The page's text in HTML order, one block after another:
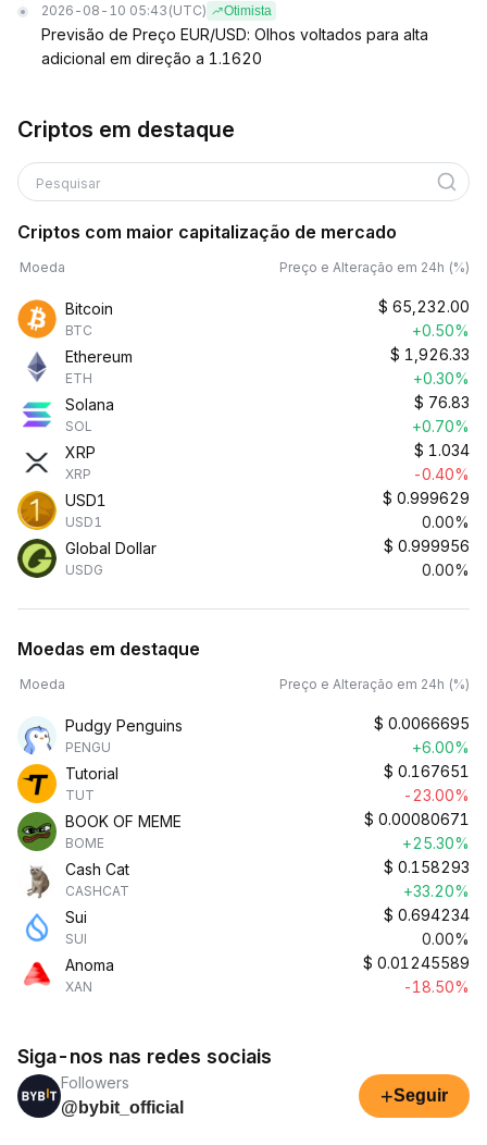
2026-08-10 05:43 (UTC) Otimista
Previsão de Preço EUR/USD: Olhos voltados para alta
adicional em direção a 1.1620
Criptos em destaque
Pesquisar
Criptos com maior capitalização de mercado
Moeda Preço e Alteração em 24h (%)
Bitcoin
BTC
$ 65,232.00
+0.50%
Ethereum
ETH
$ 1,926.33
+0.30%
Solana
SOL
$ 76.83
+0.70%
XRP
XRP
$ 1.034
-0.40%
USD1
USD1
$ 0.999629
0.00%
Global Dollar
USDG
$ 0.999956
0.00%
Moedas em destaque
Moeda Preço e Alteração em 24h (%)
Pudgy Penguins
PENGU
$ 0.0066695
+6.00%
Tutorial
TUT
$ 0.167651
-23.00%
BOOK OF MEME
BOME
$ 0.00080671
+25.30%
Cash Cat
CASHCAT
$ 0.158293
+33.20%
Sui
SUI
$ 0.694234
0.00%
Anoma
XAN
$ 0.01245589
-18.50%
Siga-nos nas redes sociais
Followers
@bybit_official
+Seguir